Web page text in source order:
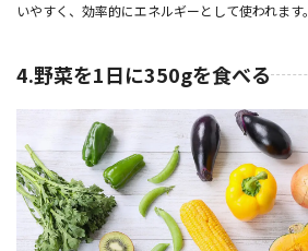
いやすく、効率的にエネルギーとして使われます。
4.野菜を1日に350gを食べる